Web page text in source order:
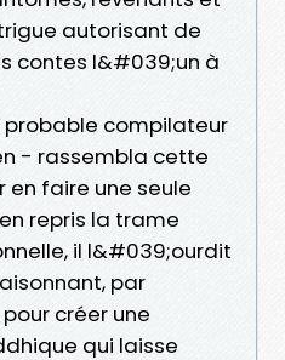
autorisant de
contes l&#039;un à
probable compilateur
- rassembla cette
en faire une seule
repris la trame
il l&#039;ourdit
par
créer une
qui laisse